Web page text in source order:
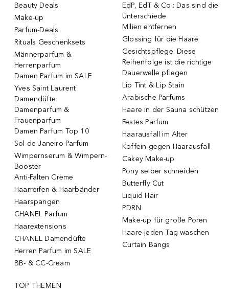
Beauty Deals
Make-up
Parfum-Deals
Rituals Geschenksets
Männerparfum &
Herrenparfum
Damen Parfum im SALE
Yves Saint Laurent
Damendüfte
Damenparfum &
Frauenparfum
Damen Parfum Top 10
Sol de Janeiro Parfum
Wimpernserum & Wimpern-
Booster
Anti-Falten Creme
Haarreifen & Haarbänder
Haarspangen
CHANEL Parfum
Haarextensions
CHANEL Damendüfte
Herren Parfum im SALE
BB- & CC-Cream
EdP, EdT & Co.: Das sind die
Unterschiede
Milien entfernen
Glossing für die Haare
Gesichtspflege: Diese
Reihenfolge ist die richtige
Dauerwelle pflegen
Lip Tint & Lip Stain
Arabische Parfums
Haare in der Sauna schützen
Festes Parfum
Haarausfall im Alter
Koffein gegen Haarausfall
Cakey Make-up
Pony selber schneiden
Butterfly Cut
Liquid Hair
PDRN
Make-up für große Poren
Haare jeden Tag waschen
Curtain Bangs
TOP THEMEN